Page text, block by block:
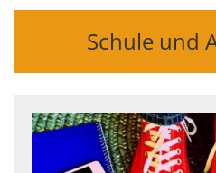
Schule und